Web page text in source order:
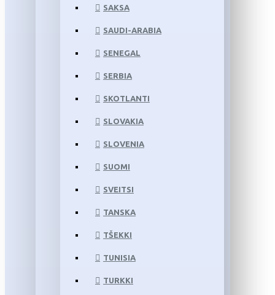
SAKSA
SAUDI-ARABIA
SENEGAL
SERBIA
SKOTLANTI
SLOVAKIA
SLOVENIA
SUOMI
SVEITSI
TANSKA
TŠEKKI
TUNISIA
TURKKI